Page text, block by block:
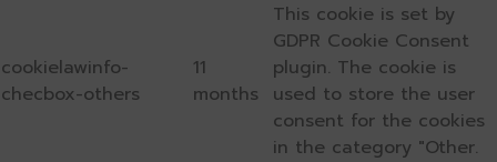
cookielawinfo-
checbox-others
11
months
This cookie is set by
GDPR Cookie Consent
plugin. The cookie is
used to store the user
consent for the cookies
in the category "Other.